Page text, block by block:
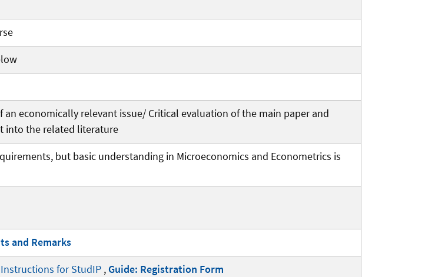
an economically relevant issue/ Critical evaluation of the main paper and
into the related literature
but basic understanding in Microeconomics and Econometrics is
and Remarks
for StudIP , Guide: Registration Form